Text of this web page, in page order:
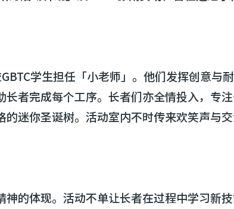
学生担任「小老师」。他们发挥创意与
者完成每个工序。长者们亦全情投入，专
迷你圣诞树。活动室内不时传来欢笑声与
的体现。活动不单让长者在过程中学习新